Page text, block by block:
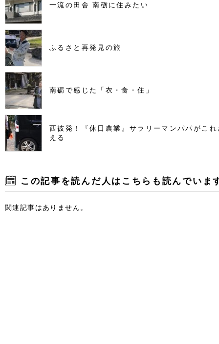
一流の田舎 南砺に住みたい
ふるさと再発見の旅
南砺で感じた「衣・食・住」
西彼発！『休日農業』サラリーマンパパがこ
える
この記事を読んだ人はこちらも読んでいま
関連記事はありません。